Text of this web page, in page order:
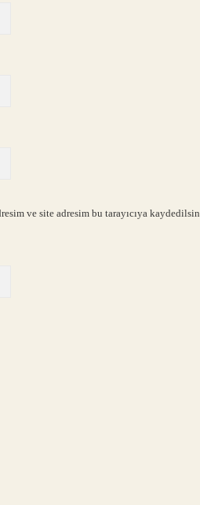
ve site adresim bu tarayıcıya kaydedilsin.